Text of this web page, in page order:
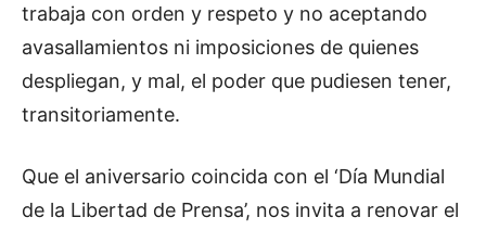
trabaja con orden y respeto y no aceptando
avasallamientos ni imposiciones de quienes
despliegan, y mal, el poder que pudiesen tener,
transitoriamente.
Que el aniversario coincida con el ‘Día Mundial
de la Libertad de Prensa’, nos invita a renovar el